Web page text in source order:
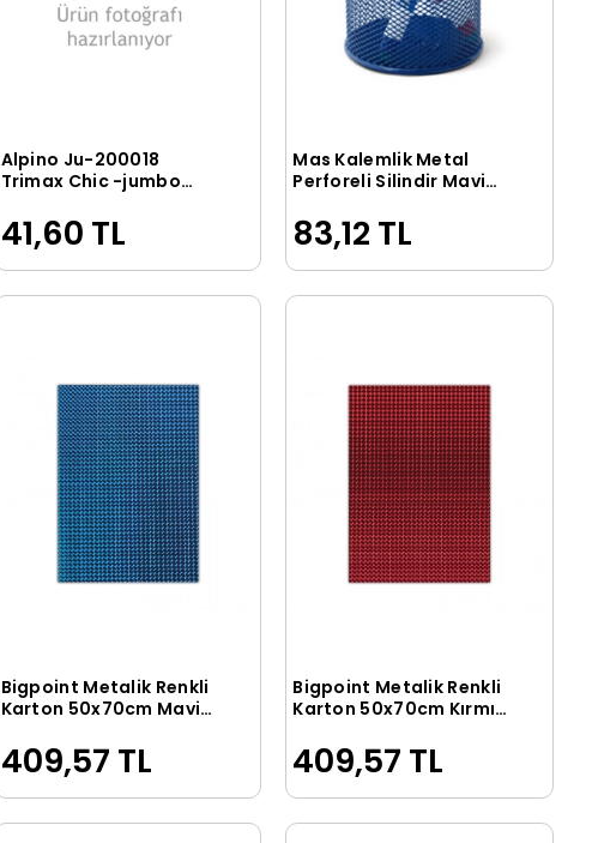
Sepete Ekle
Alpino Ju-200018
Trimax Chic -jumbo
41,60 TL
Sepete Ekle
Mas Kalemlik Metal
Perforeli Silindir Mavi
83,12 TL
Sepete Ekle
Bigpoint Metalik Renkli
Karton 50x70cm Mavi
409,57 TL
Sepete Ekle
Bigpoint Metalik Renkli
Karton 50x70cm Kırmızı
409,57 TL